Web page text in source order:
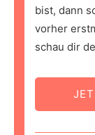
bist, dann
vorher
schau dir